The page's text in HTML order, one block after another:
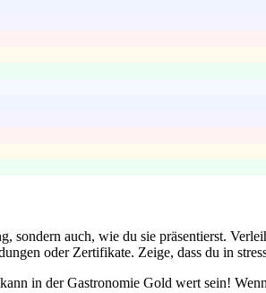
sondern auch, wie du sie präsentierst.
oder Zertifikate. Zeige, dass du in
in der Gastronomie Gold wert sein!